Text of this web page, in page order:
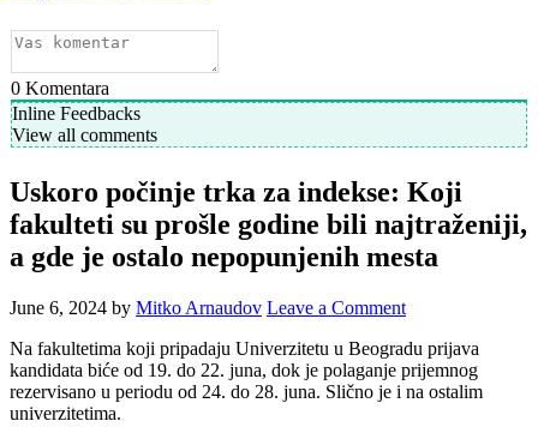
0 Komentara
Inline Feedbacks
View all comments
Uskoro počinje trka za indekse: Koji
fakulteti su prošle godine bili najtraženiji,
a gde je ostalo nepopunjenih mesta
June 6, 2024 by Mitko Arnaudov Leave a Comment
Na fakultetima koji pripadaju Univerzitetu u Beogradu prijava
kandidata biće od 19. do 22. juna, dok je polaganje prijemnog
rezervisano u periodu od 24. do 28. juna. Slično je i na ostalim
univerzitetima.